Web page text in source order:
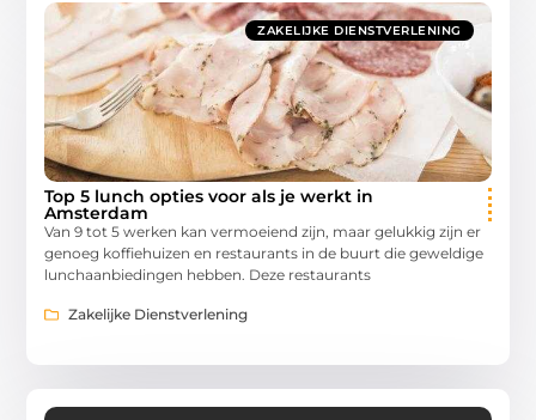
ZAKELIJKE DIENSTVERLENING
Top 5 lunch opties voor als je werkt in
Amsterdam
Van 9 tot 5 werken kan vermoeiend zijn, maar gelukkig zijn er
genoeg koffiehuizen en restaurants in de buurt die geweldige
lunchaanbiedingen hebben. Deze restaurants
Zakelijke Dienstverlening